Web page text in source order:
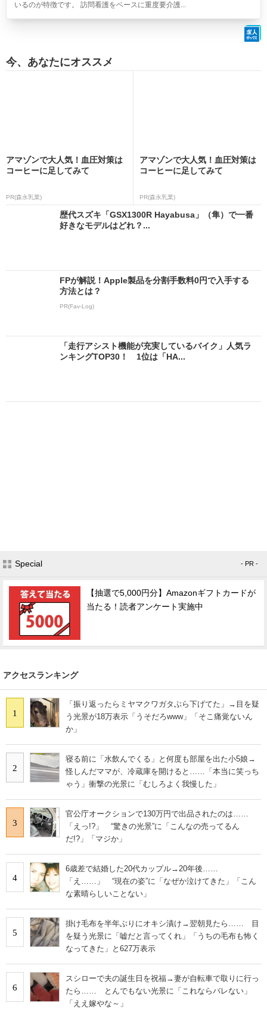
いるのが特徴です。 訪問看護をベースに重度要介護...
今、あなたにオススメ
アマゾンで大人気！血圧対策は
コーヒーに足してみて
PR(森永乳業)
アマゾンで大人気！血圧対策は
コーヒーに足してみて
PR(森永乳業)
歴代スズキ「GSX1300R Hayabusa」（隼）で一番
好きなモデルはどれ？...
FPが解説！Apple製品を分割手数料0円で入手する
方法とは？
PR(Fav-Log)
「走行アシスト機能が充実しているバイク」人気ラ
ンキングTOP30！ 1位は「HA...
Special - PR -
【抽選で5,000円分】Amazonギフトカードが
当たる！読者アンケート実施中
アクセスランキング
1
「振り返ったらミヤマクワガタぶら下げてた」→目を疑
う光景が18万表示「うそだろwww」「そこ痛覚ないん
か」
2
寝る前に「水飲んでくる」と何度も部屋を出た小5娘→
怪しんだママが、冷蔵庫を開けると……「本当に笑っち
ゃう」衝撃の光景に「むしろよく我慢した」
3
官公庁オークションで130万円で出品されたのは……
「えっ!?」 “驚きの光景”に「こんなの売ってるん
だ!?」「マジか」
4
6歳差で結婚した20代カップル→20年後……
「え……」 “現在の姿”に「なぜか泣けてきた」「こん
な素晴らしいことない」
5
掛け毛布を半年ぶりにオキシ漬け→翌朝見たら…… 目
を疑う光景に「嘘だと言ってくれ」「うちの毛布も怖く
なってきた」と627万表示
6
スシローで夫の誕生日を祝福→妻が自転車で取りに行っ
たら…… とんでもない光景に「これならバレない」
「ええ嫁やな～」